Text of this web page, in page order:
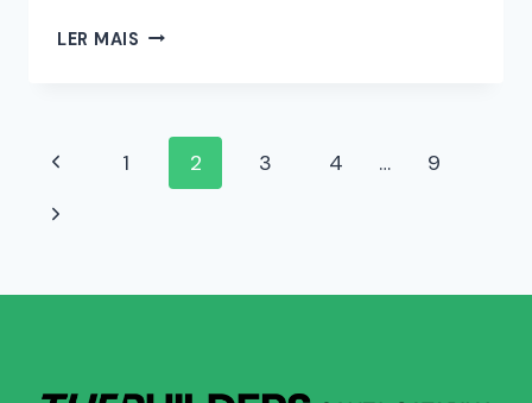
LER MAIS
1 2 3 4 … 9